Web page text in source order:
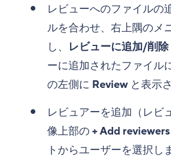
レビューへのファイルの
ルを合わせ、右上隅のメ
し、 レビューに追加/削除
ーに追加されたファイル
の左側に Review と表示
レビュアーを追加（レビ
像上部の+ Add reviewers
トからユーザーを選択し